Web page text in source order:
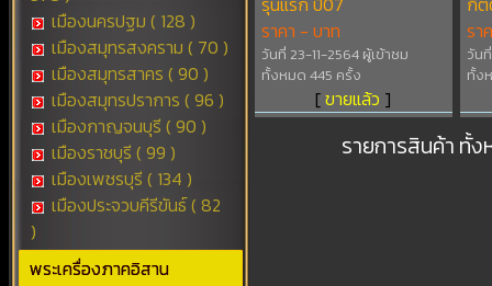
เมืองนครปฐม ( 128 )
เมืองสมุทรสงคราม ( 70 )
เมืองสมุทรสาคร ( 90 )
เมืองสมุทรปราการ ( 96 )
เมืองกาญจนบุรี ( 90 )
เมืองราชบุรี ( 99 )
เมืองเพชรบุรี ( 134 )
เมืองประจวบคีรีขันธ์ ( 82
)
พระเครื่องภาคอิสาน
ราคา - บาท
วันที่ 23-11-2564 ผู้เข้าชม
ทั้งหมด 445 ครั้ง
[ขายแล้ว ]
รา
วัน
ทั้ง
รายการสินค้า ทั้